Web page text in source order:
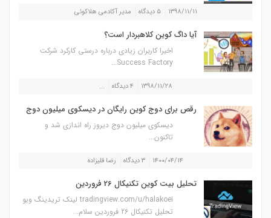
۱۳۹۸/۱۱/۱۱ ۵ دیدگاه مدیر آکادمی هلاکوئی
آیا داگ کوین کلاهبردار است؟
اخیرا کاربران زیادی درباره درستی کارکرد شرکت
Success Factory...
۱۳۹۸/۱۱/۲۸ ۴ دیدگاه ...
رقص برای دوج کوین رایگان در دیسکوی میلیون دوج
دیسکوی میلیون دوج دیروز راه اندازی شد و
تاکنون...
۱۴۰۰/۰۴/۱۴ ۳ دیدگاه رضا قلیزاده
تحلیل بیت کوین تکنیکال 26 فروردین
tradingview.com/u/halakoei لینک تریدینگ ویو
تحلیل تکنیکال 26 فروردین سلام...